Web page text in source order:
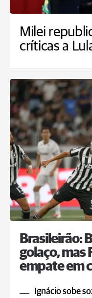
Milei
críticas a
Brasileirão:
golaço, mas
empate em
Ignácio sobe